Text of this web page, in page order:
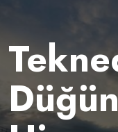
Düğün